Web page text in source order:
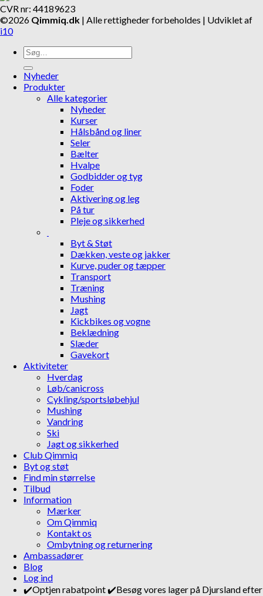
CVR nr: 44189623
©2026 Qimmiq.dk | Alle rettigheder forbeholdes | Udviklet af
i10
Søg
efter:
Nyheder
Produkter
Alle kategorier
Nyheder
Kurser
Hålsbånd og liner
Seler
Bælter
Hvalpe
Godbidder og tyg
Foder
Aktivering og leg
På tur
Pleje og sikkerhed
Byt & Støt
Dækken, veste og jakker
Kurve, puder og tæpper
Transport
Træning
Mushing
Jagt
Kickbikes og vogne
Beklædning
Slæder
Gavekort
Aktiviteter
Hverdag
Løb/canicross
Cykling/sportsløbehjul
Mushing
Vandring
Ski
Jagt og sikkerhed
Club Qimmiq
Byt og støt
Find min størrelse
Tilbud
Information
Mærker
Om Qimmiq
Kontakt os
Ombytning og returnering
Ambassadører
Blog
Log ind
✔️Optjen rabatpoint ✔️Besøg vores lager på Djursland efter